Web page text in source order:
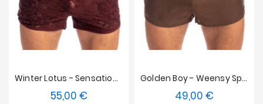
Winter Lotus - Sensations Shorts
55,00 €Preis
Golden Boy - Weensy Split Shorts
49,00 €